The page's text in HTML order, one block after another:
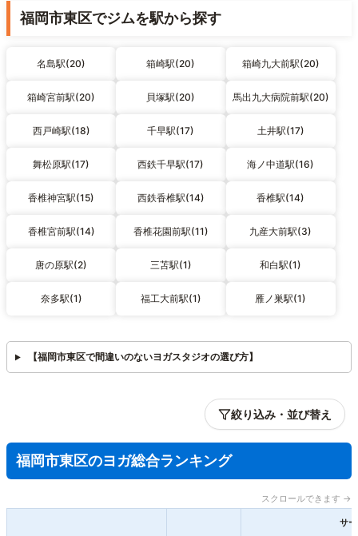
福岡市東区でジムを駅から探す
名島駅(20) 箱崎駅(20) 箱崎九大前駅(20)
箱崎宮前駅(20) 貝塚駅(20) 馬出九大病院前駅(20)
西戸崎駅(18) 千早駅(17) 土井駅(17)
舞松原駅(17) 西鉄千早駅(17) 海ノ中道駅(16)
香椎神宮駅(15) 西鉄香椎駅(14) 香椎駅(14)
香椎宮前駅(14) 香椎花園前駅(11) 九産大前駅(3)
唐の原駅(2) 三苫駅(1) 和白駅(1)
奈多駅(1) 福工大前駅(1) 雁ノ巣駅(1)
【福岡市東区で間違いのないヨガスタジオの選び方】
絞り込み・並び替え
福岡市東区のヨガ総合ランキング
スクロールできます →
サ